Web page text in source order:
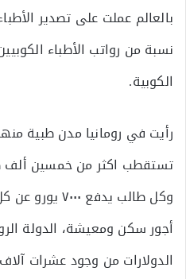
بالعالم عملت على تصدير
نسبة من رواتب الأطباء
الكوبية.
رأيت في رومانيا مدن طبية
تستقطب اكثر من خمسين ألف
وكل طالب يدفع
أجور سكن ومعيشة، الدولة
الدولارات من وجود عشرات